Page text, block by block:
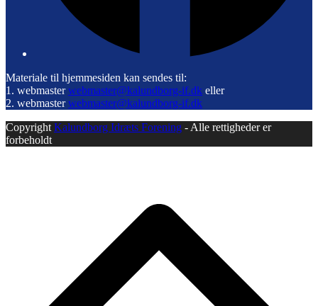
Materiale til hjemmesiden kan sendes til:
1. webmasterwebmaster@kalundborg-if.dk eller
2. webmasterwebmaster@kalundborg-if.dk
Copyright Kalundborg Idræts Forening - Alle rettigheder er
forbeholdt